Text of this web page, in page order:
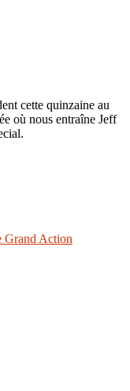
cette quinzaine au
où nous entraîne Jeff
Grand Action